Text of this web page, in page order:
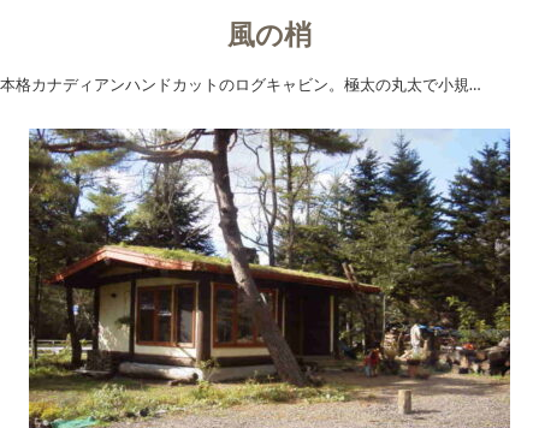
風の梢
本格カナディアンハンドカットのログキャビン。極太の丸太で小規…